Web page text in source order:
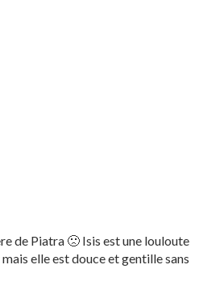
de Piatra 🙁 Isis est une louloute
elle est douce et gentille sans